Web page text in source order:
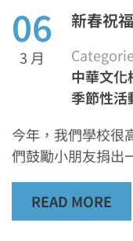
06
3 月
新春祝
中華文化
季節性活
今年，我們學校很
們鼓勵小朋友捐出
READ MORE